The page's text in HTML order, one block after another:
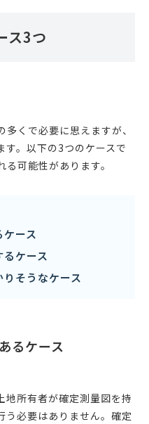
ス3つ
くで必要に思えますが、
す。以下の3つのケースで
可能性があります。
ース
ケース
そうなケース
るケース
地所有者が確定測量図を持
う必要はありません。確定